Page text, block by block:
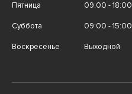
Пятница 09:00 - 18:00
Суббота 09:00 - 15:00
Воскресенье Выходной